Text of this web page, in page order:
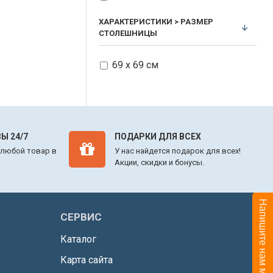
ХАРАКТЕРИСТИКИ > РАЗМЕР
СТОЛЕШНИЦЫ
69 х 69 см
24/7
товар в
ПОДАРКИ ДЛЯ ВСЕХ
У нас найдется подарок для всех!
Акции, скидки и бонусы.
СЕРВИС
Каталог
Карта сайта